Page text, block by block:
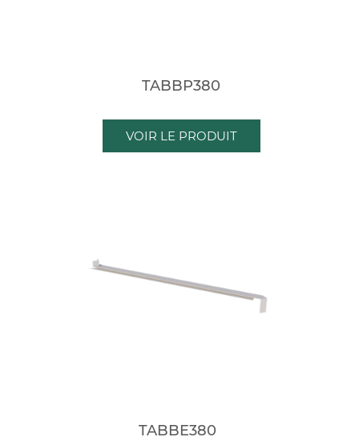
TABBP380
VOIR LE PRODUIT
TABBE380